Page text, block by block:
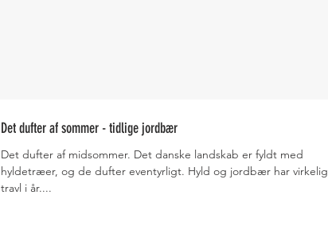
Det dufter af sommer - tidlige jordbær
Det dufter af midsommer. Det danske landskab er fyldt med
hyldetræer, og de dufter eventyrligt. Hyld og jordbær har virkelig
travl i år....